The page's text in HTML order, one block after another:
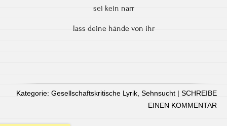
sei kein narr
lass deine hände von ihr
Kategorie: Gesellschaftskritische Lyrik Sehnsucht | SCHREIBE
EINEN KOMMENTAR